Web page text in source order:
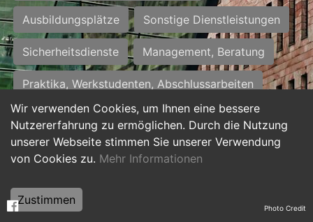
Wir verwenden Cookies, um Ihnen eine bessere
Nutzererfahrung zu ermöglichen. Durch die Nutzung
unserer Webseite stimmen Sie unserer Verwendung
von Cookies zu. Mehr Informationen
Zustimmen
Ausbildungsplätze Sonstige Dienstleistungen
Sicherheitsdienste Management, Beratung
Praktika, Werkstudenten, Abschlussarbeiten
Personalwesen Assistenz, Sekretariat
Hilfskräfte, Aushilfs- und Nebenjobs
Weiterbildung, Studium, duale Ausbildung Photo Credit